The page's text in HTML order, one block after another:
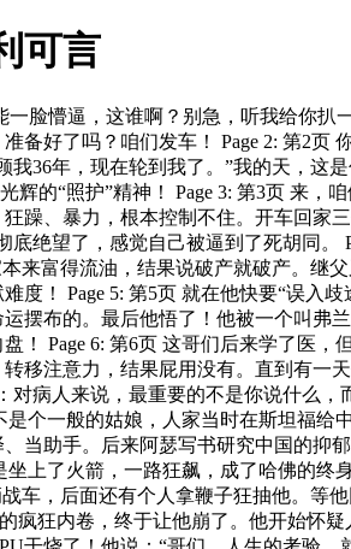
可言
脸懵逼，这谁啊？别急，听我给你
好了吗？咱们发车！ Page 2: 第2页
36年，现在轮到我了。”我的天，这
的“照护”精神！ Page 3: 第3页 来，
躁、暴力，根本控制不住。开车回家
绝望了，感觉自己被逼到了死胡同。
来富得流油，结果说破产就破产。继
！ Page 5: 第5页 就在他快要“误入
摆布的。最后他悟了！他被一个叫弗
Page 6: 第6页 这哥们后来学了医
注意力，结果屁用没有。直到有一
病人来说，最重要的不是你说什么
个一般的姑娘，人家当时在斯坦福给
助手。后来阿瑟写书研究中国的抑
上了火箭，一路狂飙，成了哈佛的
车，后面还有个人拿鞭子狂抽他。等
疯狂内卷，终于让他崩了。他开始怀